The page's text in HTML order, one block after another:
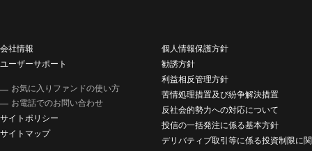
会社情報
ユーザーサポート
お気に入りファンドの使い方
お電話でのお問い合わせ
サイトポリシー
サイトマップ
個人情報保護方針
勧誘方針
利益相反管理方針
苦情処理措置及び紛争解決措置
反社会的勢力への対応について
投信の一括発注に係る基本方針
デリバティブ取引等に係る投資制限に関